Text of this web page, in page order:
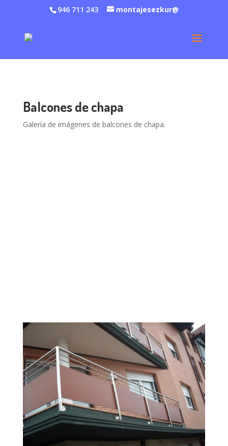
946 711 243 montajesezkur@
Balcones de chapa
Galería de imágenes de balcones de chapa.